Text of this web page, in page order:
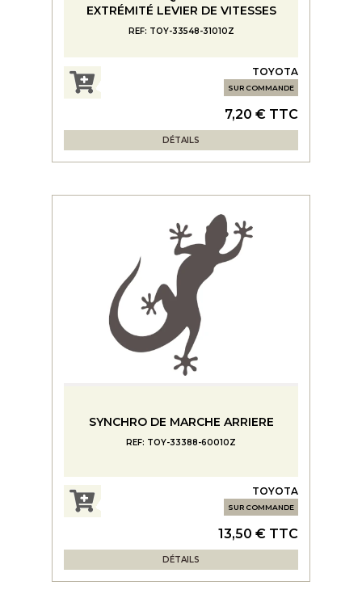
EXTRÉMITÉ LEVIER DE VITESSES
REF: TOY-33548-31010Z
TOYOTA
SUR COMMANDE
7,20 € TTC
DÉTAILS
SYNCHRO DE MARCHE ARRIERE
REF: TOY-33388-60010Z
TOYOTA
SUR COMMANDE
13,50 € TTC
DÉTAILS